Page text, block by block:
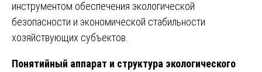
инструментом обеспечения экологической
безопасности и экономической стабильности
хозяйствующих субъектов.
Понятийный аппарат и структура экологического